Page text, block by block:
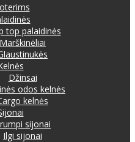
top palaidinės
Marškinėliai
Džinsai
odos kelnės
kelnės
sijonai
Ilgi sijonai